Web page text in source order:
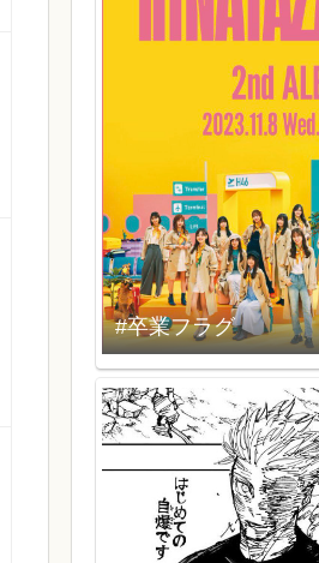
#卒業フラグ